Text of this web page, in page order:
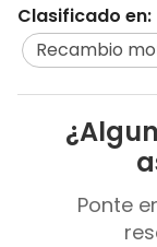
Clasificado en:
Recambio
Ponte